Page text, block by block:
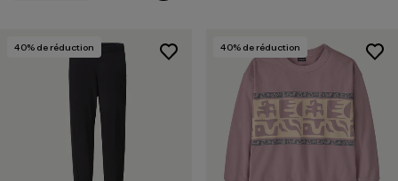
40% de réduction 40% de réduction